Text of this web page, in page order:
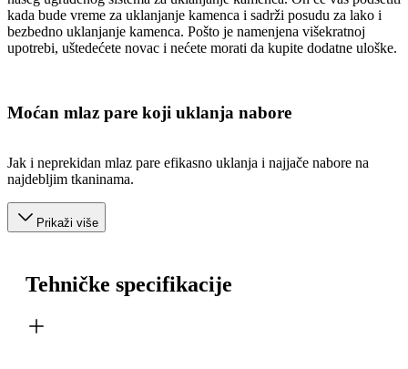
kada bude vreme za uklanjanje kamenca i sadrži posudu za lako i
bezbedno uklanjanje kamenca. Pošto je namenjena višekratnoj
upotrebi, uštedećete novac i nećete morati da kupite dodatne uloške.
Moćan mlaz pare koji uklanja nabore
Jak i neprekidan mlaz pare efikasno uklanja i najjače nabore na
najdebljim tkaninama.
Prikaži više
Tehničke specifikacije